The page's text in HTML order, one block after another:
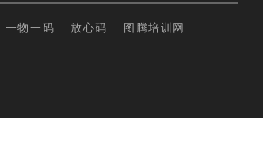
一物一码 放心码 图腾培训网